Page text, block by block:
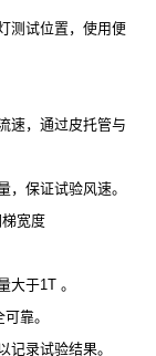
测试位置，使用便
速，通过皮托管与
保证试验风速。
宽度
大于1T 。
靠。
录试验结果。